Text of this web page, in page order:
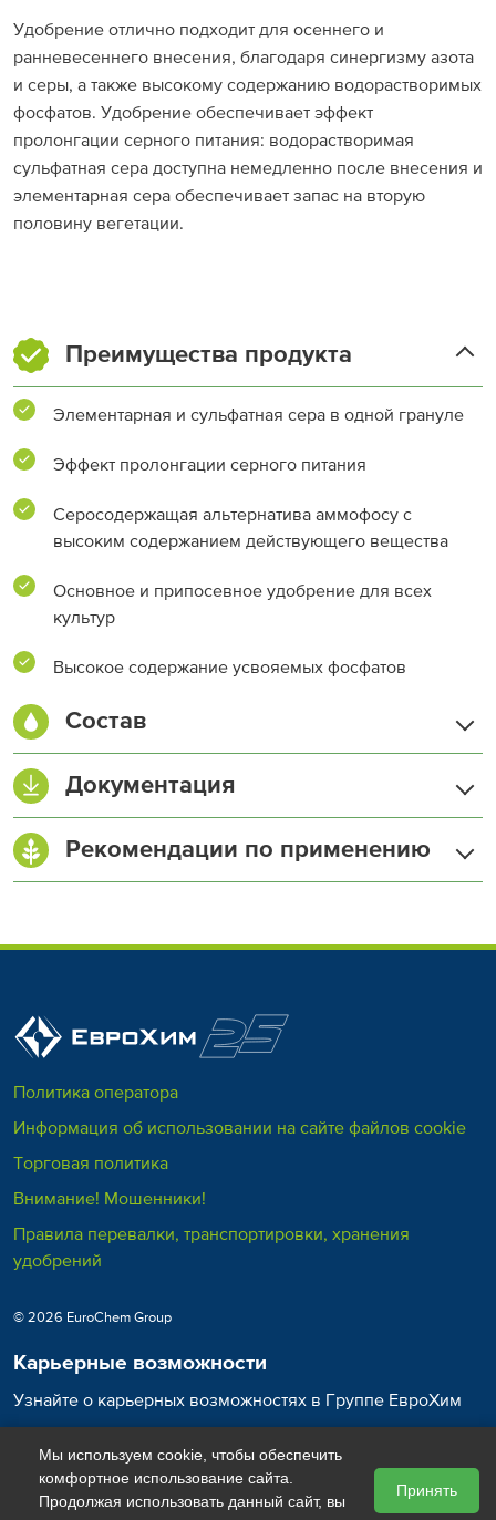
Удобрение отлично подходит для осеннего и
ранневесеннего внесения, благодаря синергизму азота
и серы, а также высокому содержанию водорастворимых
фосфатов. Удобрение обеспечивает эффект
пролонгации серного питания: водорастворимая
сульфатная сера доступна немедленно после внесения и
элементарная сера обеспечивает запас на вторую
половину вегетации.
Преимущества продукта
Элементарная и сульфатная сера в одной грануле
Эффект пролонгации серного питания
Серосодержащая альтернатива аммофосу с
высоким содержанием действующего вещества
Основное и припосевное удобрение для всех
культур
Высокое содержание усвояемых фосфатов
Состав
Азот (N) общий, %
Фосфор (P
Сера (S), % 10
Документация
Настройка разбрасывателей Амазоне
Рекомендации по применению
(50-200 кг/га)
Овощи
Рапс
(50-200 кг/га)
Политика оператора
Информация об использовании на сайте файлов cookie
Торговая политика
Внимание! Мошенники!
Правила перевалки, транспортировки, хранения
удобрений
© 2026 EuroChem Group
Карьерные возможности
Узнайте о карьерных возможностях в Группе ЕвроХим
Карьера в ЕвроХим
Мы используем cookie, чтобы обеспечить
комфортное использование сайта.
Продолжая использовать данный сайт, вы
Принять